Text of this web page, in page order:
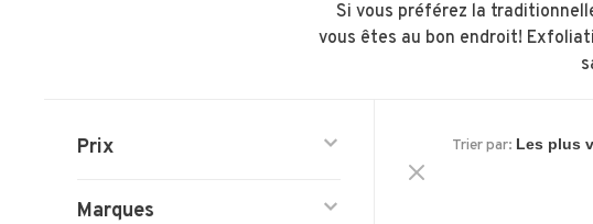
Si vous préférez la
vous êtes au bon endroit!
Prix
Marques
Trier par: